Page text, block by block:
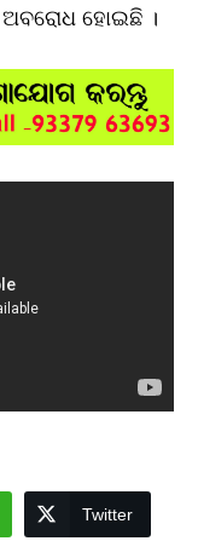
ଅବରୋଧ ହୋଇଛି ।
Twitter